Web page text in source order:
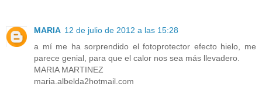
MARIA 12 de julio de 2012 a las 15:28
a mí me ha sorprendido el fotoprotector efecto hielo, me
parece genial, para que el calor nos sea más llevadero.
MARIA MARTINEZ
maria.albelda2hotmail.com